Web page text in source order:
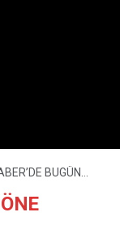
BUGÜN